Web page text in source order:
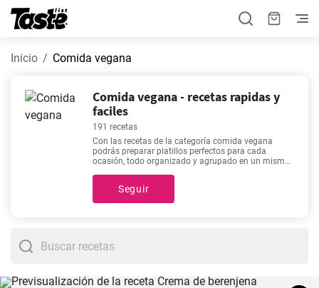
Inicio Comida vegana
Comida vegana - recetas rapidas y
faciles
191 recetas
Con las recetas de la categoría comida vegana
podrás preparar platillos perfectos para cada
ocasión, todo organizado y agrupado en un mismo
encontrarás recetas con un tiempo estimado de
preparación de 5 - 600 minutos, pero puedes
Mejillones a la Marinera - Receta fácil y rápida.
ganoush o el paté de la berenjena
sitio debido a que son deliciosas, fáciles de preparar
Seguir